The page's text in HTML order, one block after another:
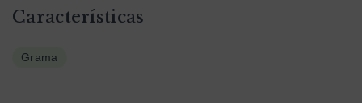
Características
Grama